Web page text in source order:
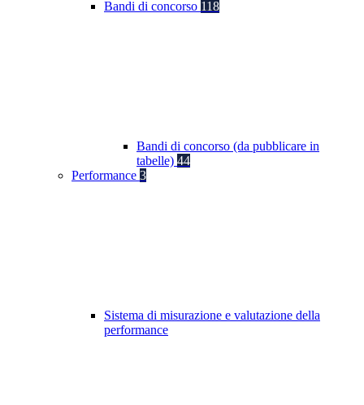
Bandi di concorso 118
Bandi di concorso (da pubblicare in
tabelle) 44
Performance 3
Sistema di misurazione e valutazione della
performance